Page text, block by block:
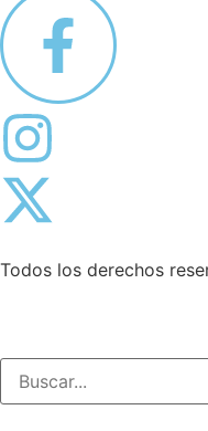
Todos los derechos